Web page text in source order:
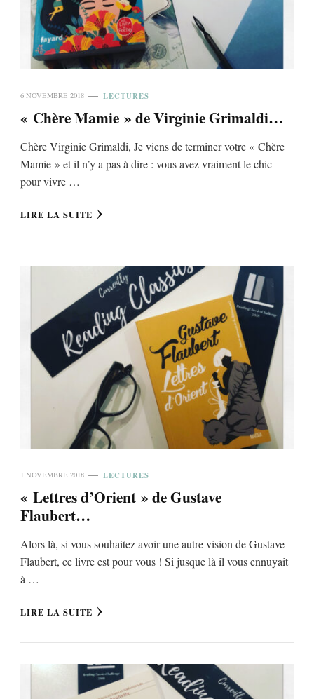
6 NOVEMBRE 2018 LECTURES
« Chère Mamie » de Virginie Grimaldi…
Chère Virginie Grimaldi, Je viens de terminer votre « Chère
Mamie » et il n’y a pas à dire : vous avez vraiment le chic
pour vivre …
LIRE LA SUITE
1 NOVEMBRE 2018 LECTURES
« Lettres d’Orient » de Gustave
Flaubert…
Alors là, si vous souhaitez avoir une autre vision de Gustave
Flaubert, ce livre est pour vous ! Si jusque là il vous ennuyait
à …
LIRE LA SUITE